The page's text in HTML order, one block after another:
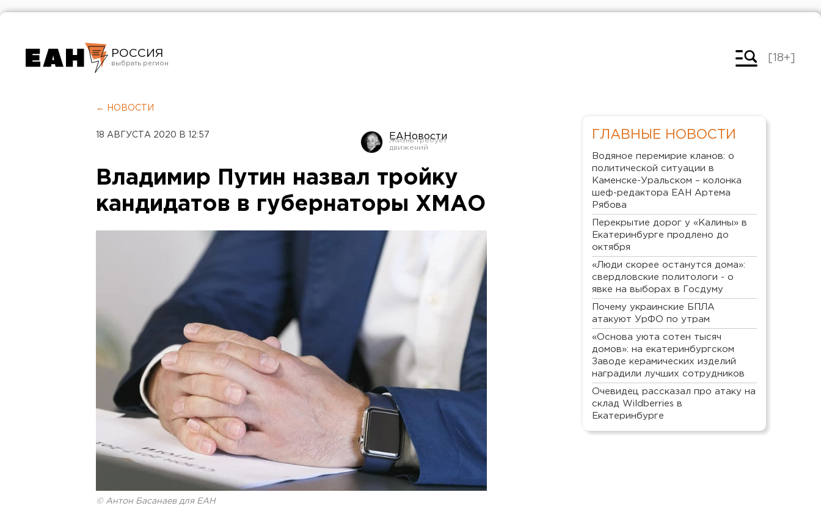
РОССИЯ
Челябинск
[18+]
← НОВОСТИ
18 АВГУСТА 2020 В 12:57 ЕАНовости
Владимир Путин назвал тройку
кандидатов в губернаторы ХМАО
© Антон Басанаев для ЕАН
ГЛАВНЫЕ НОВОСТИ
Водяное перемирие кланов: о
политической ситуации в
Каменске-Уральском – колонка
шеф-редактора ЕАН Артема
Рябова
Перекрытие дорог у «Калины» в
Екатеринбурге продлено до
октября
«Люди скорее останутся дома»:
свердловские политологи - о
явке на выборах в Госдуму
Почему украинские БПЛА
атакуют УрФО по утрам
«Основа уюта сотен тысяч
домов»: на екатеринбургском
Заводе керамических изделий
наградили лучших сотрудников
Очевидец рассказал про атаку на
склад Wildberries в
Екатеринбурге